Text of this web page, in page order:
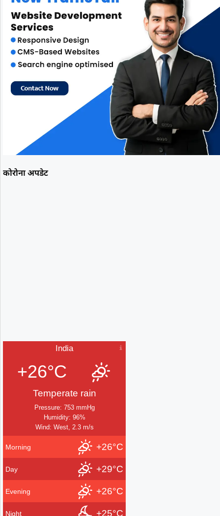
कोरोना अपडेट
India
+26°C
Temperate rain
Pressure: 753 mmHg
Humidity: 96%
Wind: West, 2.3 m/s
Morning +26°C
Day +29°C
Evening +26°C
Night +25°C